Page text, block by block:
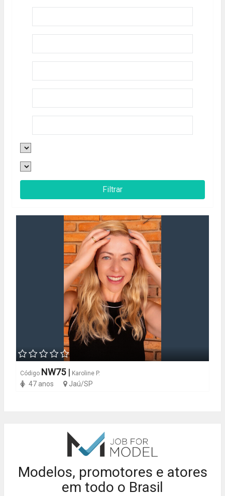
Código NW75 | Karoline P.
47 anos Jaú/SP
Modelos, promotores e atores
em todo o Brasil